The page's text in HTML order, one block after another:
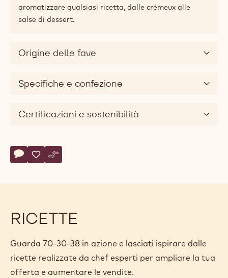
aromatizzare qualsiasi ricetta, dalle crémeux alle
salse di dessert.
Origine delle fave
Specifiche e confezione
Certificazioni e sostenibilità
Actions
Scrivi un commento
- 70-30-38
Salvare
- 70-30-38Confronto
- 70-30-38
RICETTE
Guarda 70-30-38 in azione e lasciati ispirare dalle
ricette realizzate da chef esperti per ampliare la tua
offerta e aumentare le vendite.